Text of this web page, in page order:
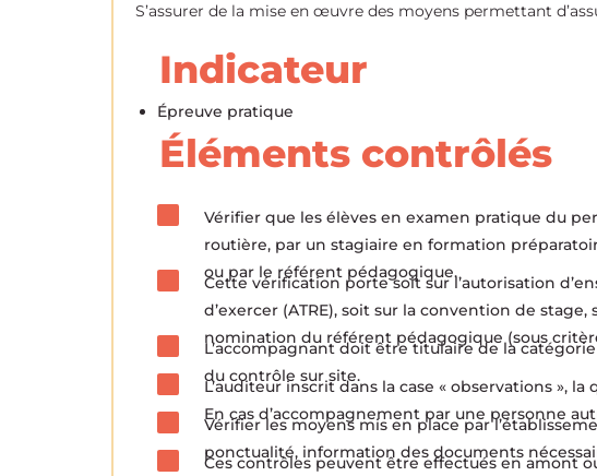
S’assurer de la mise en œuvre des moyens permettant
Indicateur
Épreuve pratique
Éléments contrôlés
Vérifier que les élèves en examen pratique du
routière, par un stagiaire en formation
ou par le référent pédagogique.
Cette vérification porte soit sur l’autorisation
d’exercer (ATRE), soit sur la convention de
nomination du référent pédagogique (sous
L’accompagnant doit être titulaire de la
du contrôle sur site.
L’auditeur inscrit dans la case « observations »,
En cas d’accompagnement par une personne
Vérifier les moyens mis en place par
ponctualité, information des documents
Ces contrôles peuvent être effectués en amont